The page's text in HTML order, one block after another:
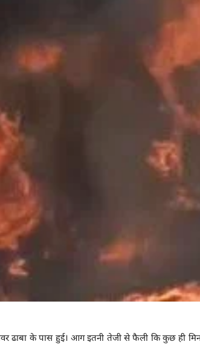
ढाबा के पास हुई। आग इतनी तेजी से फैली कि कुछ ही